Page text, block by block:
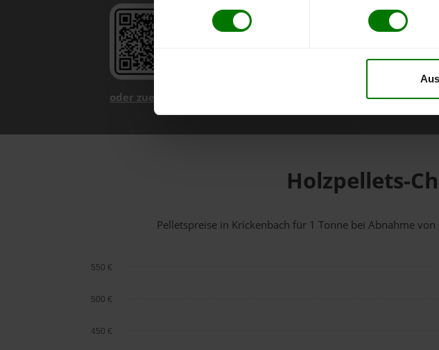
oder zuerst mehr über unsere App erfahren
Holzpellets-
Pelletspreise in Krickenbach für 1 Tonne bei Abnahmevon
450 €
500 €
550 €